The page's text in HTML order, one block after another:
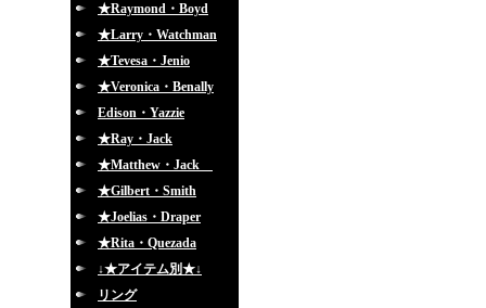
★Raymond・Boyd
★Larry・Watchman
★Tevesa・Jenio
★Veronica・Benally
Edison・Yazzie
★Ray・Jack
★Matthew・Jack
★Gilbert・Smith
★Joelias・Draper
★Rita・Quezada
↓★アイテム別★↓
リング